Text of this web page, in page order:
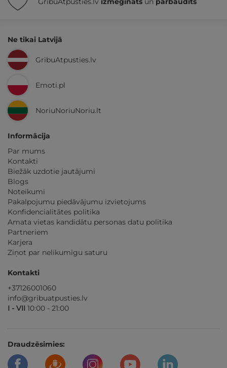
Ne tikai Latvijā
GribuAtpusties.lv
Emoti.pl
NoriuNoriuNoriu.lt
Informācija
Par mums
Kontakti
Biežāk uzdotie jautājumi
Blogs
Noteikumi
Pakalpojumu piedāvājumu izvietojums
Konfidencialitātes politika
Amata vietas kandidātu personas datu politika
Partneriem
Karjera
Ziņot par nelikumīgu saturu
Kontakti
+37126001060
info@gribuatpusties.lv
I - VII 10:00 - 21:00
Draudzēsimies: